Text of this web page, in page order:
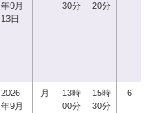
年9月
13日
30分
20分
2026
年9月
月
13時
00分
15時
30分
6